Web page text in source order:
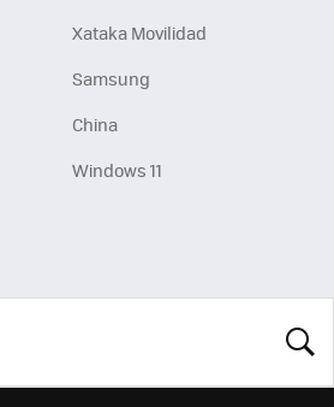
Xataka Movilidad
Samsung
China
Windows 11